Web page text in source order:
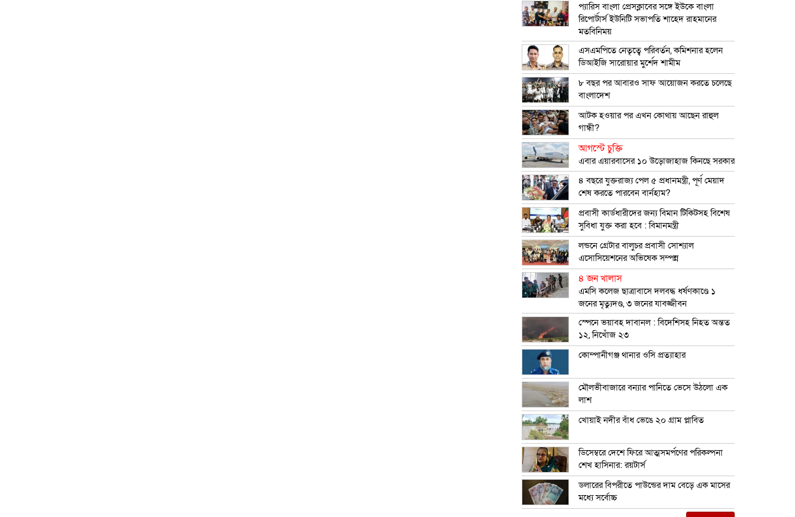
প্যারিস বাংলা প্রেসক্লাবের সঙ্গে ইউকে বাংলা
রিপোর্টার্স ইউনিটি সভাপতি শাহেদ রাহমানের
মতবিনিময়
এসএমপিতে নেতৃত্বে পরিবর্তন, কমিশনার হলেন
ডিআইজি সারোয়ার মুর্শেদ শামীম
৮ বছর পর আবারও সাফ আয়োজন করতে চলেছে
বাংলাদেশ
আটক হওয়ার পর এখন কোথায় আছেন রাহুল
গান্ধী?
আগস্টে চুক্তি
এবার এয়ারবাসের ১০ উড়োজাহাজ কিনছে সরকার
৪ বছরে যুক্তরাজ্য পেল ৫ প্রধানমন্ত্রী, পূর্ণ মেয়াদ
শেষ করতে পারবেন বার্নহাম?
প্রবাসী কার্ডধারীদের জন্য বিমান টিকিটসহ বিশেষ
সুবিধা যুক্ত করা হবে : বিমানমন্ত্রী
লন্ডনে গ্রেটার বালুচর প্রবাসী সোশ্যাল
এসোসিয়েশনের অভিষেক সম্পন্ন
৪ জন খালাস
এমসি কলেজ ছাত্রাবাসে দলবদ্ধ ধর্ষণকাণ্ডে ১
জনের মৃত্যুদণ্ড, ৩ জনের যাবজ্জীবন
স্পেনে ভয়াবহ দাবানল : বিদেশিসহ নিহত অন্তত
১২, নিখোঁজ ২৩
কোম্পানীগঞ্জ থানার ওসি প্রত্যাহার
মৌলভীবাজারে বন্যার পানিতে ভেসে উঠলো এক
লাশ
খোয়াই নদীর বাঁধ ভেঙে ২০ গ্রাম প্লাবিত
ডিসেম্বরে দেশে ফিরে আত্মসমর্পণের পরিকল্পনা
শেখ হাসিনার: রয়টার্স
ডলারের বিপরীতে পাউন্ডের দাম বেড়ে এক মাসের
মধ্যে সর্বোচ্চ